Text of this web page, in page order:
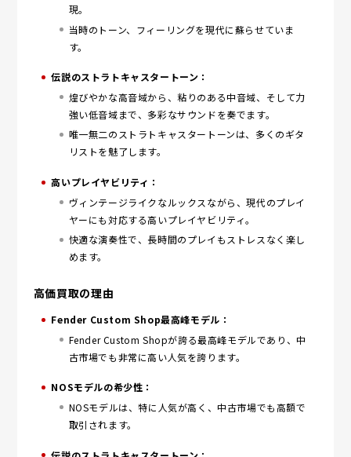
現。
当時のトーン、フィーリングを現代に蘇らせていま
す。
伝説のストラトキャスタートーン：
煌びやかな高音域から、粘りのある中音域、そして力
強い低音域まで、多彩なサウンドを奏でます。
唯一無二のストラトキャスタートーンは、多くのギタ
リストを魅了します。
高いプレイヤビリティ：
ヴィンテージライクなルックスながら、現代のプレイ
ヤーにも対応する高いプレイヤビリティ。
快適な演奏性で、長時間のプレイもストレスなく楽し
めます。
高価買取の理由
Fender Custom Shop最高峰モデル：
Fender Custom Shopが誇る最高峰モデルであり、中
古市場でも非常に高い人気を誇ります。
NOSモデルの希少性：
NOSモデルは、特に人気が高く、中古市場でも高額で
取引されます。